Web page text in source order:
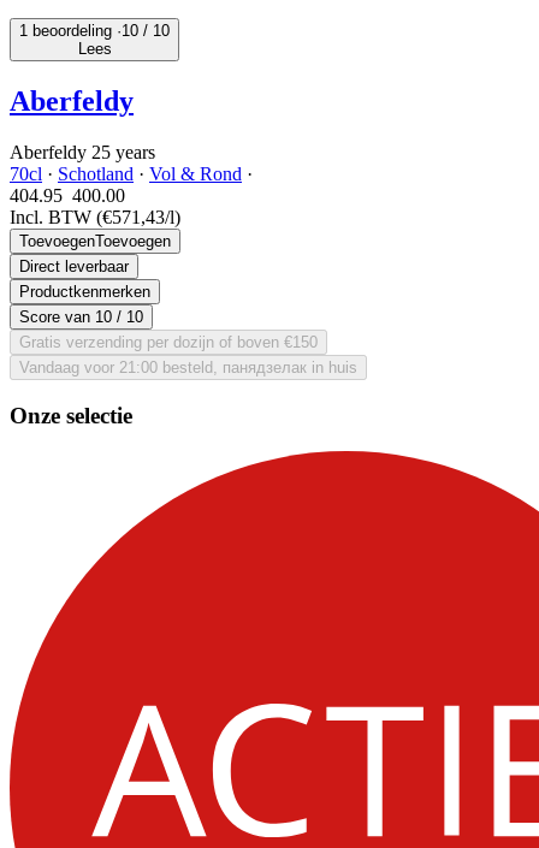
1 beoordeling ·10 / 10
Lees
Aberfeldy
Aberfeldy 25 years
70cl · Schotland · Vol & Rond ·
404.95 400.00
Incl. BTW (€571,43/l)
ToevoegenToevoegen
Direct leverbaar
Productkenmerken
Score van 10 / 10
Gratis verzending per dozijn of boven €150
Vandaag voor 21:00 besteld, панядзелак in huis
Onze selectie